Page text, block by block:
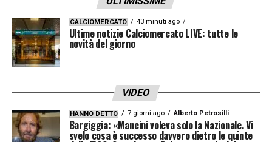
CALCIOMERCATO 43 minuti ago
Ultime notizie Calciomercato LIVE: tutte le
novità del giorno
VIDEO
HANNO DETTO 7 giorni ago Alberto Petrosilli
Bargiggia: «Mancini voleva solo la Nazionale. Vi
svelo cosa è successo davvero dietro le quinte